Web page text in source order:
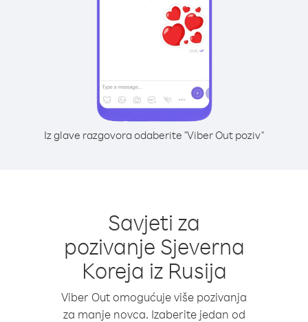
Iz glave razgovora odaberite "Viber Out poziv"
Savjeti za
pozivanje Sjeverna
Koreja iz Rusija
Viber Out omogućuje više pozivanja
za manje novca. Izaberite jedan od